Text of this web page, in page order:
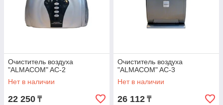
Очиститель воздуха
"ALMACOM" AC-2
Нет в наличии
22 250 ₸
Очиститель воздуха
"ALMACOM" AC-3
Нет в наличии
26 112 ₸